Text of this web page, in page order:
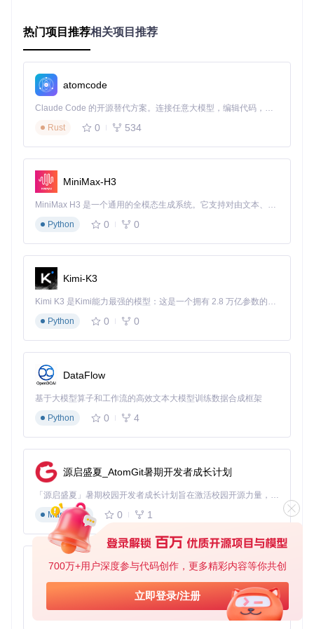
700万+用户深度参与代码创作，更多精彩内容等你共创
立即登录/注册
清理系统缓存：重启设备后等待5分钟完成缓存回收
3. 执行规范化降级流程
执行标准降级命令（不含
备提示进入DFU模式
规避要点
⚠️ 为确保后续操作成功率，需遵循以下关键预防措施：
设备电量保持在70%以上
使用原装Lightning数据线
关闭电脑防火墙及安全软件
确认目标iOS版本已支持设备型号
存储空间管理
建立"降级专用存储区"概念，预留至少8GB可用空间
定期清理 /var/mobile/Media 目录下的临时文件
使用iTools等工具分析异常占用的系统文件
工具维护策略
检查更新
cp config.json config_backu
热门项目推荐相关项目推荐
atomcode
Claude Code 的开源替代方案。连接任意大模型，编辑代码，运行命令，自动验证 — 全自动执行。用 Rust 构建，极致性能。 ｜ An open-source alternative to Claude Code. Connect any LLM, edit code, run commands, and verify changes — autonomously. Built in Rust for speed. Get Started
Rust
0 534
MiniMax-H3
MiniMax H3 是一个通用的全模态生成系统。它支持对由文本、图像、视频和音频组成的多模态上下文进行统一理解，并能生成分辨率高达 2K、时长可达 15 秒的带原生立体声音频的视频。得益于面向任务泛化的系统设计，H3 在预训练阶段就已具备广泛的多模态上下文理解与生成能力，能够出色地执行复杂的多模态指令。
Python
0 0
Kimi-K3
Kimi K3 是Kimi能力最强的模型：这是一个拥有 2.8 万亿参数的混合专家（MoE）模型，具备原生视觉理解能力，并支持 100 万 token 的上下文窗口。
Python
0 0
DataFlow
基于大模型算子和工作流的高效文本大模型训练数据合成框架
Python
0 4
源启盛夏_AtomGit暑期开发者成长计划
「源启盛夏」暑期校园开发者成长计划旨在激活校园开源力量，通过积分激励、认证扶持、资源倾斜等形式，引导高校组织和开发者完成「入驻 — 建项目 — 做贡献 — 获认证 — 得资源」的完整闭环。无论你是想带领社团入驻平台的组织者，还是希望用代码贡献证明自己的开发者，都能在这里找到属于你的成长路径。
Markdown
0 1
py-xiaozhi
基于Python的Xiaozhi AI，适用于想要完整Xiaozhi体验而无需拥有专用硬件的用户。
Python
0 1